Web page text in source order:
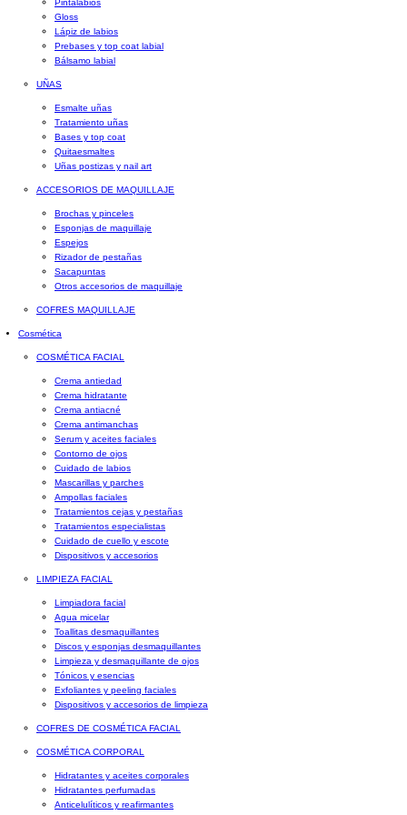
Pintalabios
Gloss
Lápiz de labios
Prebases y top coat labial
Bálsamo labial
UÑAS
Esmalte uñas
Tratamiento uñas
Bases y top coat
Quitaesmaltes
Uñas postizas y nail art
ACCESORIOS DE MAQUILLAJE
Brochas y pinceles
Esponjas de maquillaje
Espejos
Rizador de pestañas
Sacapuntas
Otros accesorios de maquillaje
COFRES MAQUILLAJE
Cosmética
COSMÉTICA FACIAL
Crema antiedad
Crema hidratante
Crema antiacné
Crema antimanchas
Serum y aceites faciales
Contorno de ojos
Cuidado de labios
Mascarillas y parches
Ampollas faciales
Tratamientos cejas y pestañas
Tratamientos especialistas
Cuidado de cuello y escote
Dispositivos y accesorios
LIMPIEZA FACIAL
Limpiadora facial
Agua micelar
Toallitas desmaquillantes
Discos y esponjas desmaquillantes
Limpieza y desmaquillante de ojos
Tónicos y esencias
Exfoliantes y peeling faciales
Dispositivos y accesorios de limpieza
COFRES DE COSMÉTICA FACIAL
COSMÉTICA CORPORAL
Hidratantes y aceites corporales
Hidratantes perfumadas
Anticelulíticos y reafirmantes